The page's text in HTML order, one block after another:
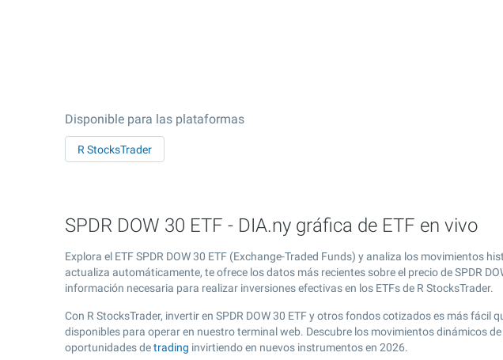
Disponible para las plataformas
R StocksTrader
SPDR DOW 30 ETF - DIA.ny gráfica de ETF en vivo
Explora el ETF SPDR DOW 30 ETF (Exchange-Traded Funds) y analiza los movimientos
actualiza automáticamente, te ofrece los datos más recientes sobre el precio de SPDR
información necesaria para realizar inversiones efectivas en los ETFs de R StocksTrader.
Con R StocksTrader, invertir en SPDR DOW 30 ETF y otros fondos cotizados es más fácil
disponibles para operar en nuestro terminal web. Descubre los movimientos dinámicos
oportunidades detrading invirtiendo en nuevos instrumentos en 2026.